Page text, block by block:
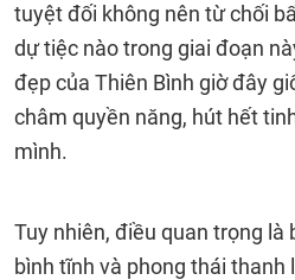
tuyệt đối không nên từ chối
dự tiệc nào trong giai đoạn
đẹp của Thiên Bình giờ đây
châm quyền năng, hút hết
mình.
Tuy nhiên, điều quan trọng là
bình tĩnh và phong thái thanh